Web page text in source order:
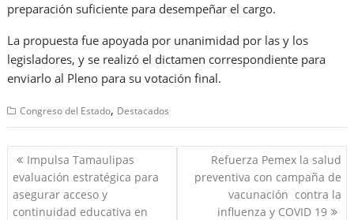
preparación suficiente para desempeñar el cargo.
La propuesta fue apoyada por unanimidad por las y los
legisladores, y se realizó el dictamen correspondiente para
enviarlo al Pleno para su votación final.
Congreso del Estado, Destacados
Navegación
de
entradas
Impulsa Tamaulipas
evaluación estratégica para
asegurar acceso y
continuidad educativa en
Refuerza Pemex la salud
preventiva con campaña de
vacunación contra la
influenza y COVID 19